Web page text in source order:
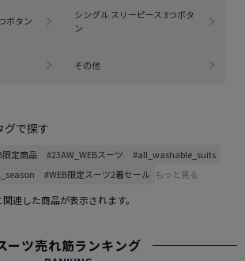
ボタン
シングル スリーピース 3つボタ
ン
その他
グで探す
限定商品 #23AW_WEBスーツ
#all_washable_suits
#WEB限定スーツ2着セール もっと見る
連した商品が表示されます。
ーツ売れ筋ランキング